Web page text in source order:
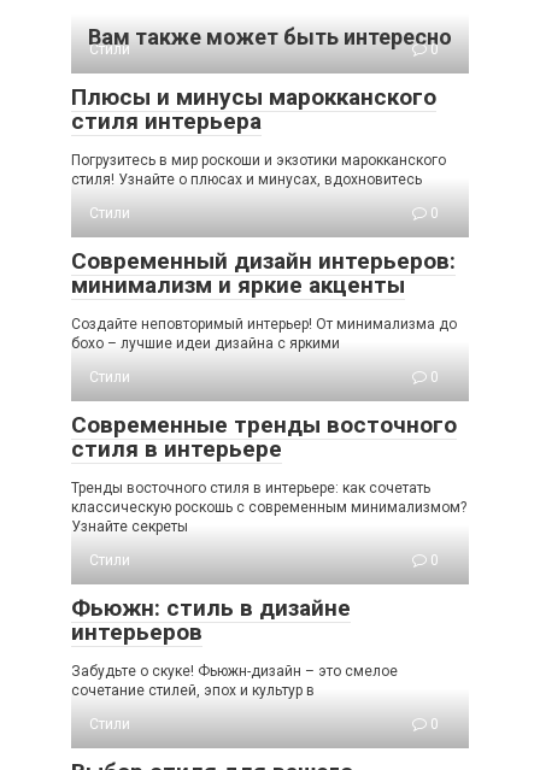
Вам также может быть интересно
Стили 0
Плюсы и минусы марокканского
стиля интерьера
Погрузитесь в мир роскоши и экзотики марокканского
стиля! Узнайте о плюсах и минусах, вдохновитесь
Стили
0
Современный дизайн интерьеров:
минимализм и яркие акценты
Создайте неповторимый интерьер! От минимализма до
бохо – лучшие идеи дизайна с яркими
Стили
0
Современные тренды восточного
стиля в интерьере
Тренды восточного стиля в интерьере: как сочетать
классическую роскошь с современным минимализмом?
Узнайте секреты
Стили
0
Фьюжн: стиль в дизайне
интерьеров
Забудьте о скуке! Фьюжн-дизайн – это смелое
сочетание стилей, эпох и культур в
Стили
0